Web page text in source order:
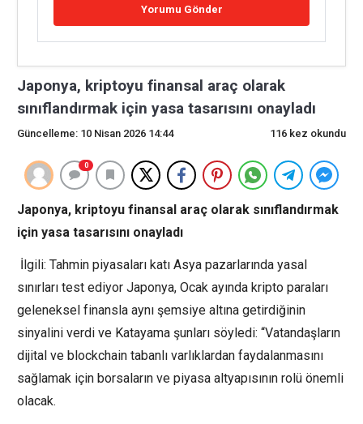
Japonya, kriptoyu finansal araç olarak
sınıflandırmak için yasa tasarısını onayladı
Güncelleme: 10 Nisan 2026 14:44 116 kez okundu
0
Japonya, kriptoyu finansal araç olarak sınıflandırmak
için yasa tasarısını onayladı
İlgili: Tahmin piyasaları katı Asya pazarlarında yasal
sınırları test ediyor Japonya, Ocak ayında kripto paraları
geleneksel finansla aynı şemsiye altına getirdiğinin
sinyalini verdi ve Katayama şunları söyledi: “Vatandaşların
dijital ve blockchain tabanlı varlıklardan faydalanmasını
sağlamak için borsaların ve piyasa altyapısının rolü önemli
olacak.